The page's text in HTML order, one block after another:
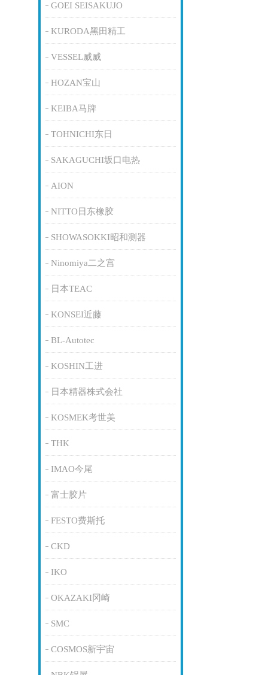
GOEI SEISAKUJO
KURODA黑田精工
VESSEL威威
HOZAN宝山
KEIBA马牌
TOHNICHI东日
SAKAGUCHI坂口电热
AION
NITTO日东橡胶
SHOWASOKKI昭和测器
Ninomiya二之宫
日本TEAC
KONSEI近藤
BL-Autotec
KOSHIN工进
日本精器株式会社
KOSMEK考世美
THK
IMAO今尾
富士胶片
FESTO费斯托
CKD
IKO
OKAZAKI冈崎
SMC
COSMOS新宇宙